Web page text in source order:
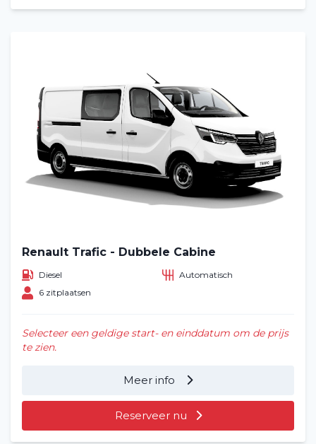
Renault Trafic - Dubbele Cabine
Diesel
Automatisch
6 zitplaatsen
Selecteer een geldige start- en einddatum om de prijs
te zien.
Meer info
Reserveer nu